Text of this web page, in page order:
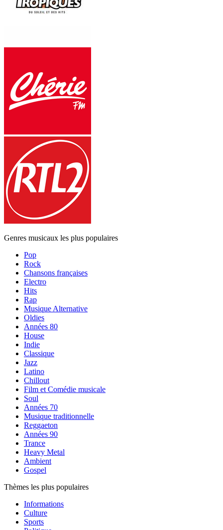
Genres musicaux les plus populaires
Pop
Rock
Chansons françaises
Electro
Hits
Rap
Musique Alternative
Oldies
Années 80
House
Indie
Classique
Jazz
Latino
Chillout
Film et Comédie musicale
Soul
Années 70
Musique traditionnelle
Reggaeton
Années 90
Trance
Heavy Metal
Ambient
Gospel
Thèmes les plus populaires
Informations
Culture
Sports